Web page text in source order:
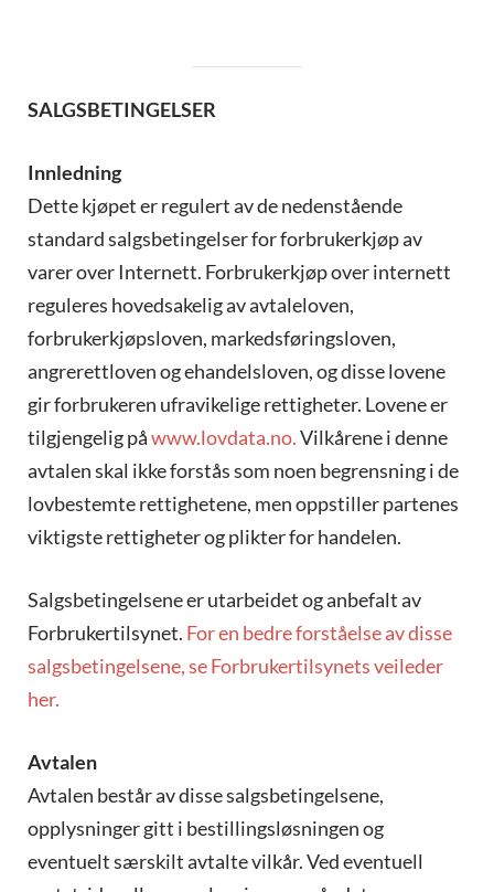
SALGSBETINGELSER
Innledning
Dette kjøpet er regulert av de nedenstående
standard salgsbetingelser for forbrukerkjøp av
varer over Internett. Forbrukerkjøp over internett
reguleres hovedsakelig av avtaleloven,
forbrukerkjøpsloven, markedsføringsloven,
angrerettloven og ehandelsloven, og disse lovene
gir forbrukeren ufravikelige rettigheter. Lovene er
tilgjengelig påwww.lovdata.no.Vilkårene i denne
avtalen skal ikke forstås som noen begrensning i de
lovbestemte rettighetene, men oppstiller partenes
viktigste rettigheter og plikter for handelen.
Salgsbetingelsene er utarbeidet og anbefalt av
Forbrukertilsynet. For en bedre forståelse av disse
salgsbetingelsene, se Forbrukertilsynets veileder
her.
Avtalen
Avtalen består av disse salgsbetingelsene,
opplysninger gitt i bestillingsløsningen og
eventuelt særskilt avtalte vilkår. Ved eventuell